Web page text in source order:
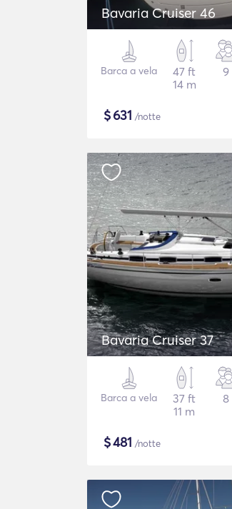
Bavaria Cruiser 46
Barca a vela
47 ft
14 m
9
$631 /notte
Bavaria Cruiser 37
Barca a vela
37 ft
11 m
8
$481 /notte